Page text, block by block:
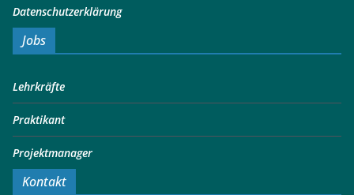
Datenschutzerklärung
Jobs
Lehrkräfte
Praktikant
Projektmanager
Kontakt